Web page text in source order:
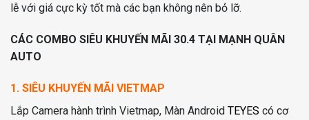
lễ với giá cực kỳ tốt mà các bạn không nên bỏ lỡ.
CÁC COMBO SIÊU KHUYẾN MÃI 30.4 TẠI MẠNH QUÂN
AUTO
1. SIÊU KHUYẾN MÃI VIETMAP
Lắp Camera hành trình Vietmap, Màn Android TEYES có cơ